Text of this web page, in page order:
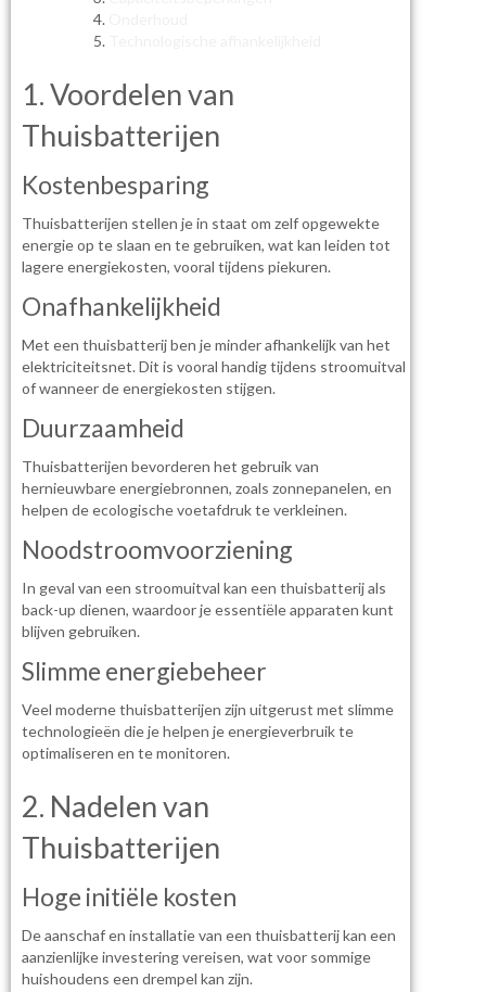
1. Voordelen van
Thuisbatterijen
Kostenbesparing
Thuisbatterijen stellen je in staat om zelf opgewekte
energie op te slaan en te gebruiken, wat kan leiden tot
lagere energiekosten, vooral tijdens piekuren.
Onafhankelijkheid
Met een thuisbatterij ben je minder afhankelijk van het
elektriciteitsnet. Dit is vooral handig tijdens stroomuitval
of wanneer de energiekosten stijgen.
Duurzaamheid
Thuisbatterijen bevorderen het gebruik van
hernieuwbare energiebronnen, zoals zonnepanelen, en
helpen de ecologische voetafdruk te verkleinen.
Noodstroomvoorziening
In geval van een stroomuitval kan een thuisbatterij als
back-up dienen, waardoor je essentiële apparaten kunt
blijven gebruiken.
Slimme energiebeheer
Veel moderne thuisbatterijen zijn uitgerust met slimme
technologieën die je helpen je energieverbruik te
optimaliseren en te monitoren.
2. Nadelen van
Thuisbatterijen
Hoge initiële kosten
De aanschaf en installatie van een thuisbatterij kan een
aanzienlijke investering vereisen, wat voor sommige
huishoudens een drempel kan zijn.